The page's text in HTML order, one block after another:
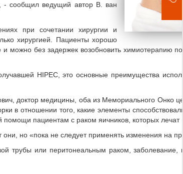
- сообщил ведущий автор В. ван
при сочетании хирургии и
хирургией. Пациенты хорошо
можно без задержек возобновить химиотерапию
HIPEC, это основные преимущества
доктор медицины, оба из Мемориального Онко
в отношении того, какие элементы способствовали
помощи пациентам с раком яичников, которых лечат
но «пока не следует применять изменения на
трубы или перитонеальным раком, заболевание,